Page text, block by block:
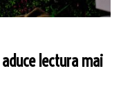
lectura mai